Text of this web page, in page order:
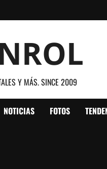
Y MÁS. SINCE 2009
NOTICIAS FOTOS